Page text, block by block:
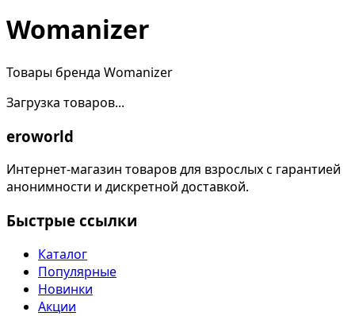
Womanizer
Товары бренда Womanizer
Загрузка товаров...
eroworld
Интернет-магазин товаров для взрослых с гарантией
анонимности и дискретной доставкой.
Быстрые ссылки
Каталог
Популярные
Новинки
Акции